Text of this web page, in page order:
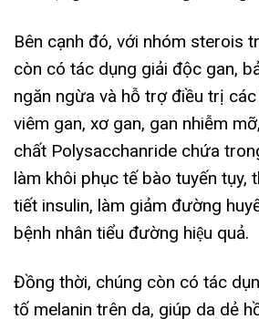
Bên cạnh đó, với nhóm sterois
còn có tác dụng giải độc gan,
ngăn ngừa và hỗ trợ điều trị
viêm gan, xơ gan, gan nhiễm
chất Polysacchanride chứa
làm khôi phục tế bào tuyến tụy,
tiết insulin, làm giảm đường
bệnh nhân tiểu đường hiệu quả.
Đồng thời, chúng còn có tác
tố melanin trên da, giúp da dẻ